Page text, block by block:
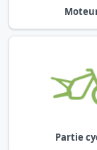
Partie